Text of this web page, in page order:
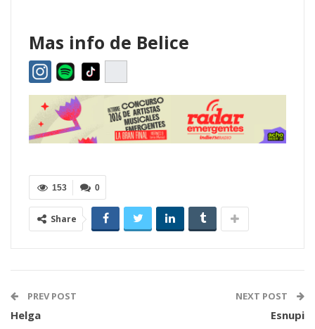
Mas info de Belice
0
153
Share
PREV POST
Helga
NEXT POST
Esnupi